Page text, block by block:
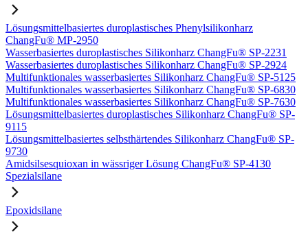
Lösungsmittelbasiertes duroplastisches Phenylsilikonharz
ChangFu® MP-2950
Wasserbasiertes duroplastisches Silikonharz ChangFu® SP-2231
Wasserbasiertes duroplastisches Silikonharz ChangFu® SP-2924
Multifunktionales wasserbasiertes Silikonharz ChangFu® SP-5125
Multifunktionales wasserbasiertes Silikonharz ChangFu® SP-6830
Multifunktionales wasserbasiertes Silikonharz ChangFu® SP-7630
Lösungsmittelbasiertes duroplastisches Silikonharz ChangFu® SP-
9115
Lösungsmittelbasiertes selbsthärtendes Silikonharz ChangFu® SP-
9730
Amidsilsesquioxan in wässriger Lösung ChangFu® SP-4130
Spezialsilane
Epoxidsilane